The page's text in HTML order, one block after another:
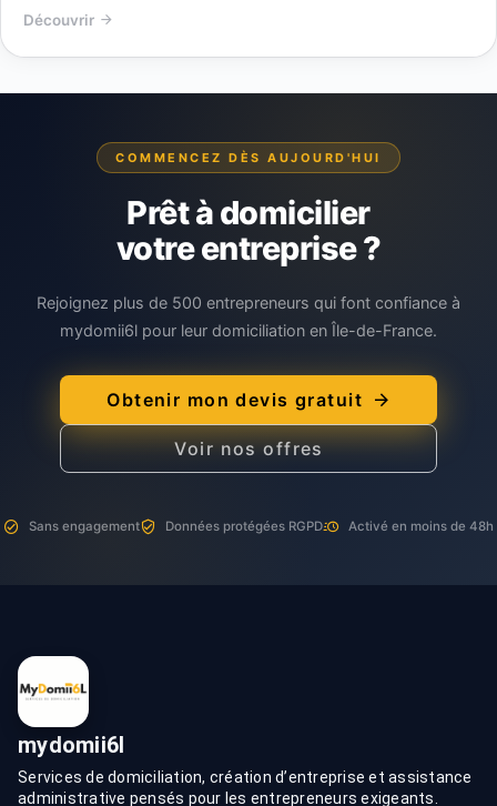
Découvrir
COMMENCEZ DÈS AUJOURD'HUI
Prêt à domicilier
votre entreprise ?
Rejoignez plus de 500 entrepreneurs qui font confiance à
mydomii6l pour leur domiciliation en Île-de-France.
Obtenir mon devis gratuit
Voir nos offres
Sans engagement Données protégées RGPD Activé en moins de 48h
mydomii6l
Services de domiciliation, création d’entreprise et assistance
administrative pensés pour les entrepreneurs exigeants.